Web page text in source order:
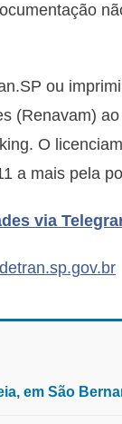
ou
(Renavam)
O
a mais pela
via
em São